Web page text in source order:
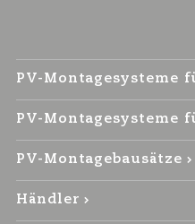
PV-Montagesysteme
PV-Montagesysteme
PV-Montagebausätze
Händler